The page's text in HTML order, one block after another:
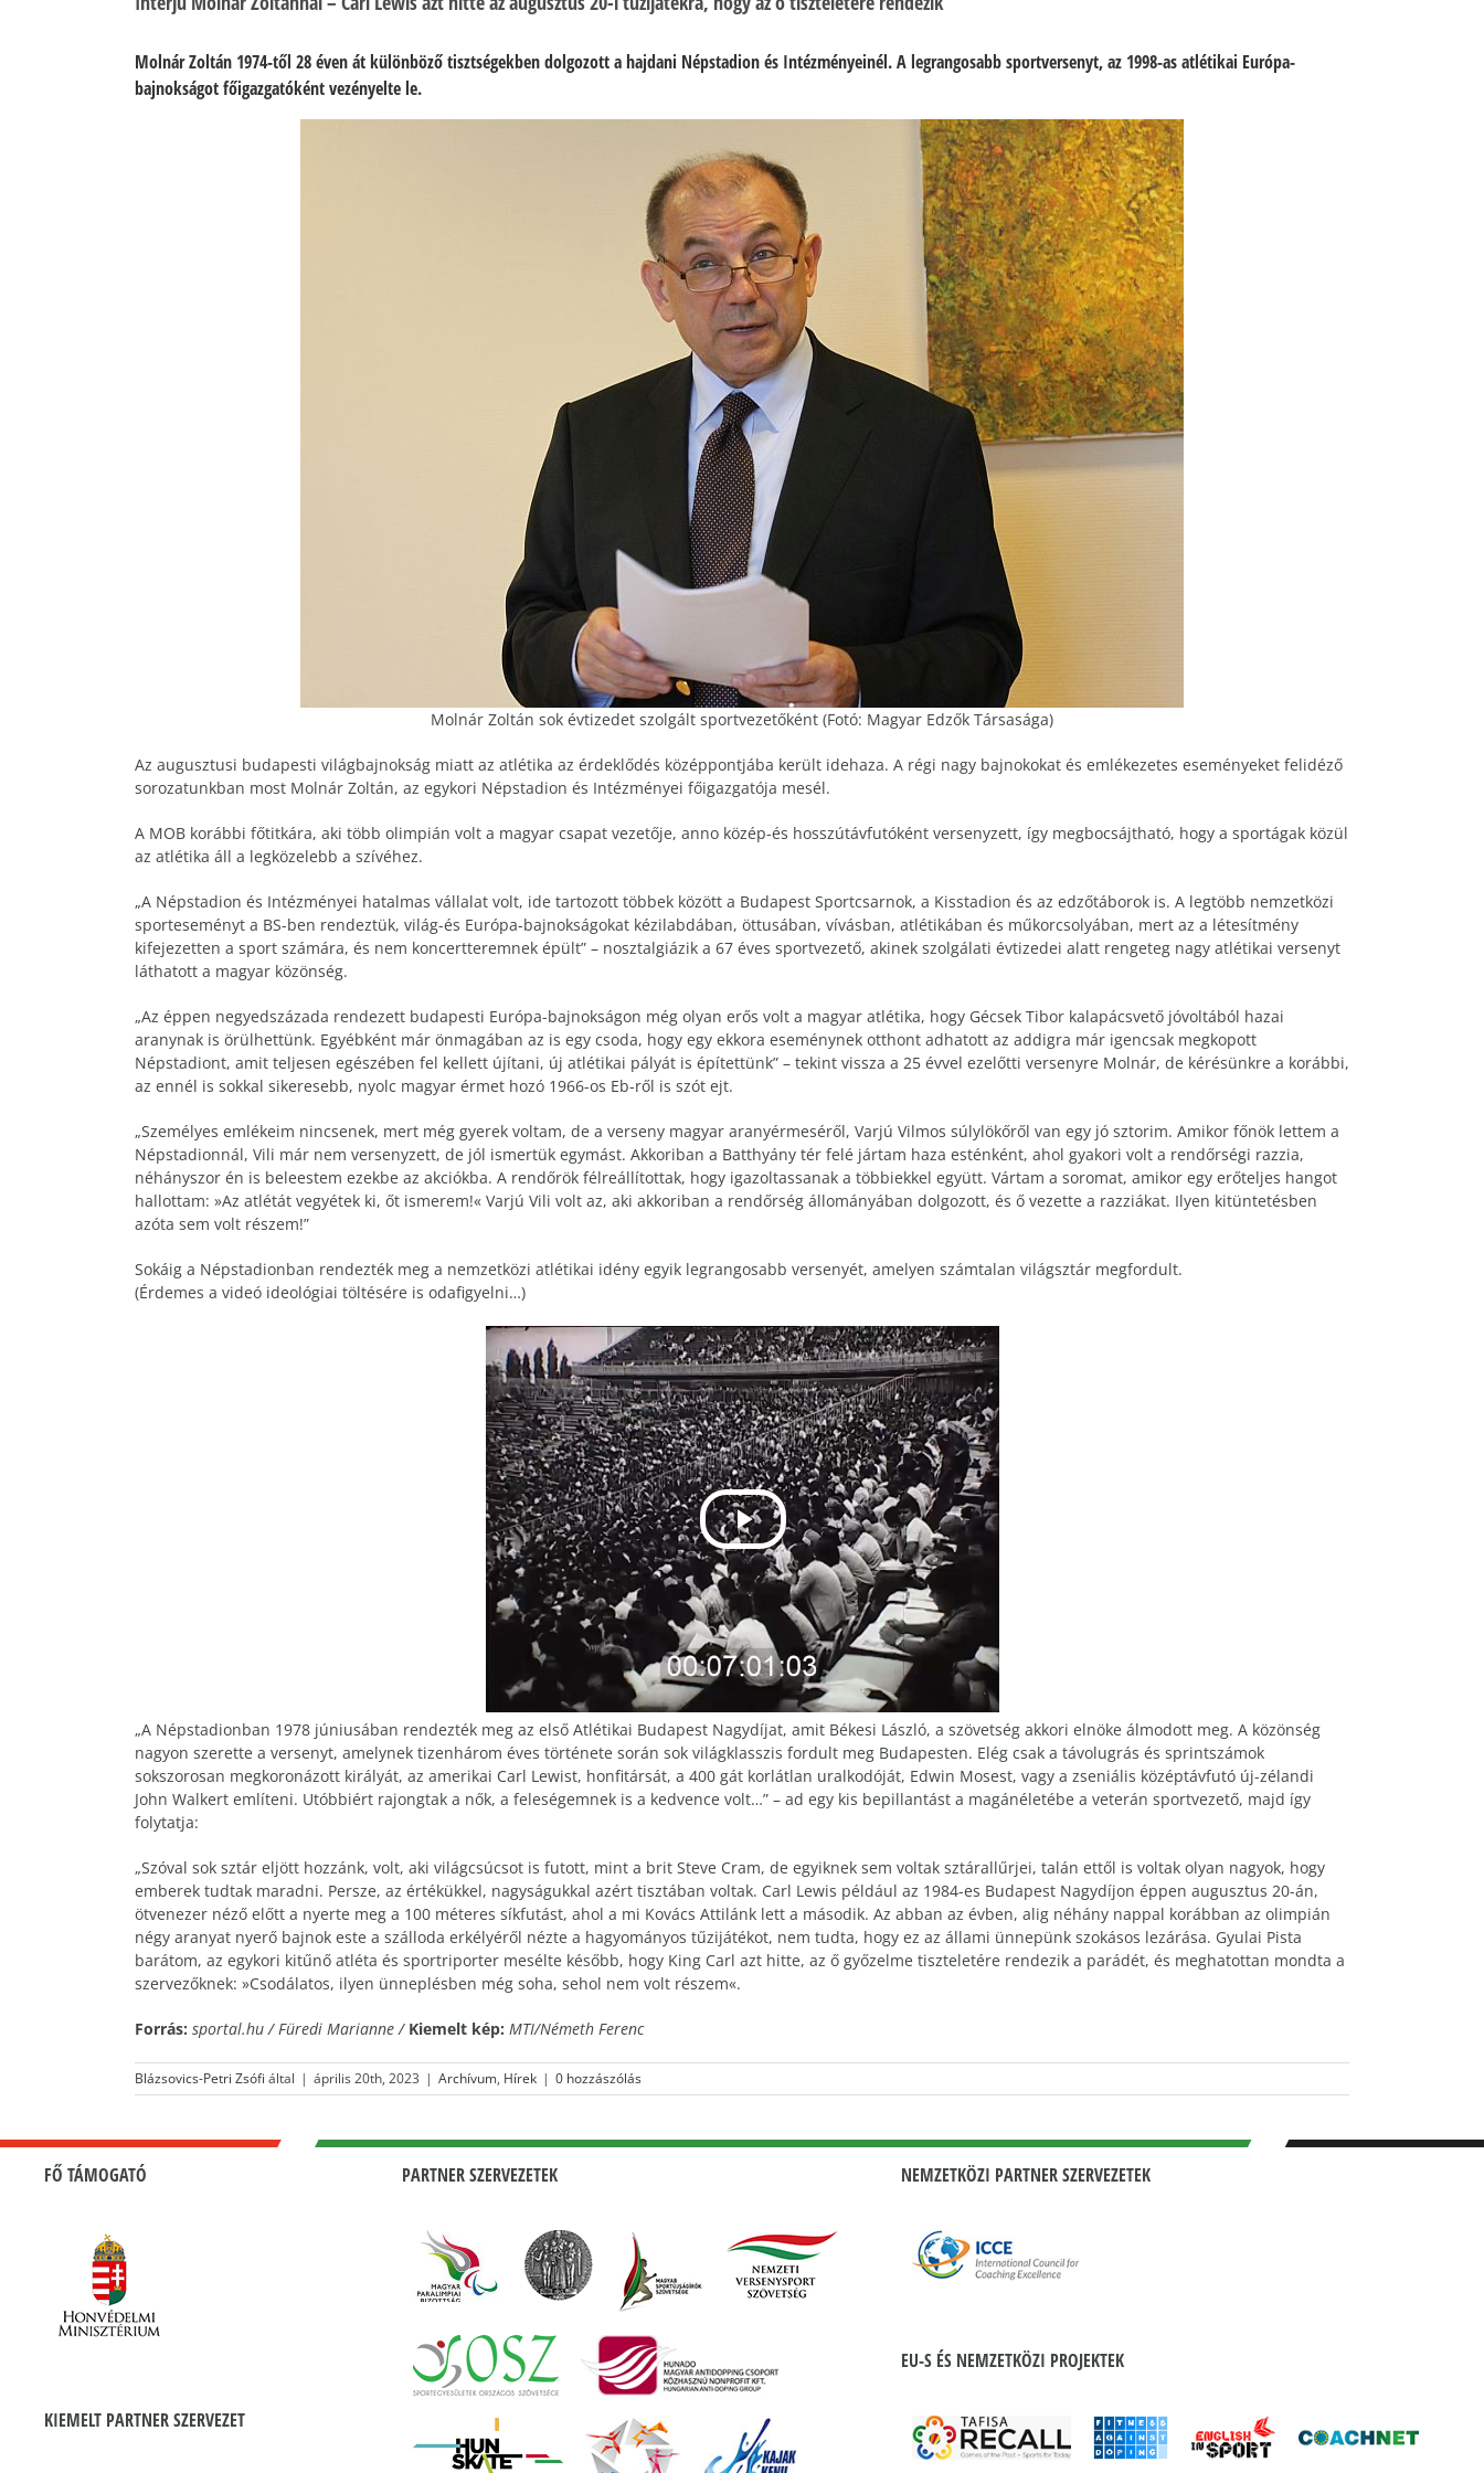
Molnár Zoltán 1974-től 28 éven át különböző tisztségekben dolgozott a hajdani Népstadion és Intézményeinél. A legrangosabb sportversenyt, az 1998-as atlétikai Európa-
bajnokságot főigazgatóként vezényelte le.
Molnár Zoltán sok évtizedet szolgált sportvezetőként (Fotó: Magyar Edzők Társasága)
Az augusztusi budapesti világbajnokság miatt az atlétika az érdeklődés középpontjába került idehaza. A régi nagy bajnokokat és emlékezetes eseményeket felidéző
sorozatunkban most Molnár Zoltán, az egykori Népstadion és Intézményei főigazgatója mesél.
A MOB korábbi főtitkára, aki több olimpián volt a magyar csapat vezetője, anno közép-és hosszútávfutóként versenyzett, így megbocsájtható, hogy a sportágak közül
az atlétika áll a legközelebb a szívéhez.
„A Népstadion és Intézményei hatalmas vállalat volt, ide tartozott többek között a Budapest Sportcsarnok, a Kisstadion és az edzőtáborok is. A legtöbb nemzetközi
sporteseményt a BS-ben rendeztük, világ-és Európa-bajnokságokat kézilabdában, öttusában, vívásban, atlétikában és műkorcsolyában, mert az a létesítmény
kifejezetten a sport számára, és nem koncertteremnek épült” – nosztalgiázik a 67 éves sportvezető, akinek szolgálati évtizedei alatt rengeteg nagy atlétikai versenyt
láthatott a magyar közönség.
„Az éppen negyedszázada rendezett budapesti Európa-bajnokságon még olyan erős volt a magyar atlétika, hogy Gécsek Tibor kalapácsvető jóvoltából hazai
aranynak is örülhettünk. Egyébként már önmagában az is egy csoda, hogy egy ekkora eseménynek otthont adhatott az addigra már igencsak megkopott
Népstadiont, amit teljesen egészében fel kellett újítani, új atlétikai pályát is építettünk” – tekint vissza a 25 évvel ezelőtti versenyre Molnár, de kérésünkre a korábbi,
az ennél is sokkal sikeresebb, nyolc magyar érmet hozó 1966-os Eb-ről is szót ejt.
„Személyes emlékeim nincsenek, mert még gyerek voltam, de a verseny magyar aranyérmeséről, Varjú Vilmos súlylökőről van egy jó sztorim. Amikor főnök lettem a
Népstadionnál, Vili már nem versenyzett, de jól ismertük egymást. Akkoriban a Batthyány tér felé jártam haza esténként, ahol gyakori volt a rendőrségi razzia,
néhányszor én is beleestem ezekbe az akciókba. A rendőrök félreállítottak, hogy igazoltassanak a többiekkel együtt. Vártam a soromat, amikor egy erőteljes hangot
hallottam: »Az atlétát vegyétek ki, őt ismerem!« Varjú Vili volt az, aki akkoriban a rendőrség állományában dolgozott, és ő vezette a razziákat. Ilyen kitüntetésben
azóta sem volt részem!”
Sokáig a Népstadionban rendezték meg a nemzetközi atlétikai idény egyik legrangosabb versenyét, amelyen számtalan világsztár megfordult.
(Érdemes a videó ideológiai töltésére is odafigyelni…)
„A Népstadionban 1978 júniusában rendezték meg az első Atlétikai Budapest Nagydíjat, amit Békesi László, a szövetség akkori elnöke álmodott meg. A közönség
nagyon szerette a versenyt, amelynek tizenhárom éves története során sok világklasszis fordult meg Budapesten. Elég csak a távolugrás és sprintszámok
sokszorosan megkoronázott királyát, az amerikai Carl Lewist, honfitársát, a 400 gát korlátlan uralkodóját, Edwin Mosest, vagy a zseniális középtávfutó új-zélandi
John Walkert említeni. Utóbbiért rajongtak a nők, a feleségemnek is a kedvence volt…” – ad egy kis bepillantást a magánéletébe a veterán sportvezető, majd így
folytatja:
„Szóval sok sztár eljött hozzánk, volt, aki világcsúcsot is futott, mint a brit Steve Cram, de egyiknek sem voltak sztárallűrjei, talán ettől is voltak olyan nagyok, hogy
emberek tudtak maradni. Persze, az értékükkel, nagyságukkal azért tisztában voltak. Carl Lewis például az 1984-es Budapest Nagydíjon éppen augusztus 20-án,
ötvenezer néző előtt a nyerte meg a 100 méteres síkfutást, ahol a mi Kovács Attilánk lett a második. Az abban az évben, alig néhány nappal korábban az olimpián
négy aranyat nyerő bajnok este a szálloda erkélyéről nézte a hagyományos tűzijátékot, nem tudta, hogy ez az állami ünnepünk szokásos lezárása. Gyulai Pista
barátom, az egykori kitűnő atléta és sportriporter mesélte később, hogy King Carl azt hitte, az ő győzelme tiszteletére rendezik a parádét, és meghatottan mondta a
szervezőknek: »Csodálatos, ilyen ünneplésben még soha, sehol nem volt részem«.
Forrás: sportal.hu / Füredi Marianne / Kiemelt kép: MTI/Németh Ferenc
Blázsovics-Petri Zsófi által | április 20th, 2023 | Archívum, Hírek | 0 hozzászólás
FŐ TÁMOGATÓ
KIEMELT PARTNER SZERVEZET
PARTNER SZERVEZETEK NEMZETKÖZI PARTNER SZERVEZETEK
EU-S ÉS NEMZETKÖZI PROJEKTEK